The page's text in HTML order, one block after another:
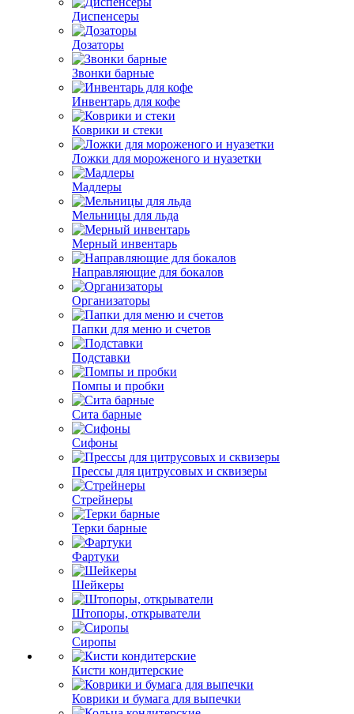
Диспенсеры
Дозаторы
Звонки барные
Инвентарь для кофе
Коврики и стеки
Ложки для мороженого и нуазетки
Мадлеры
Мельницы для льда
Мерный инвентарь
Направляющие для бокалов
Организаторы
Папки для меню и счетов
Подставки
Помпы и пробки
Сита барные
Сифоны
Прессы для цитрусовых и сквизеры
Стрейнеры
Терки барные
Фартуки
Шейкеры
Штопоры, открыватели
Сиропы
Кисти кондитерские
Коврики и бумага для выпечки